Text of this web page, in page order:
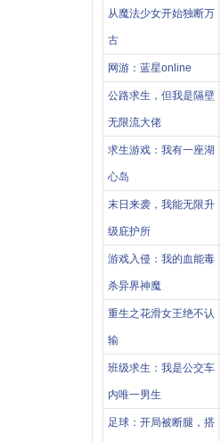
从魔法少女开始独断万
古
网游：蓝星online
公路求生，但我是隔壁
无限流大佬
求生游戏：我有一座湖
心岛
末日来袭，我能无限升
级庇护所
游戏入侵：我的血能毒
杀异界神魔
重生之花滑女王绝不认
输
班级求生：我是公交车
内唯一男生
足球：开局被断腿，搭